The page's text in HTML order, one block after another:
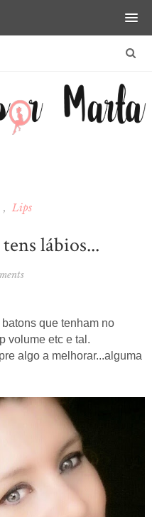
Lips
lábios...
que tenham no
volume etc e tal.
algo a melhorar...alguma